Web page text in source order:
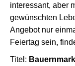
interessant, aber
gewünschten
Angebot nur
Feiertag sein,
Titel: